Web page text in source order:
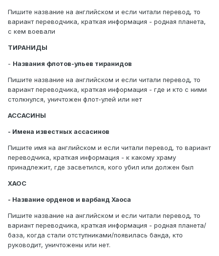
Пишите название на английском и если читали перевод, то
вариант переводчика, краткая информация - родная планета,
с кем воевали
ТИРАНИДЫ
- Названия флотов-ульев тиранидов
Пишите название на английском и если читали перевод, то
вариант переводчика, краткая информация - где и кто с ними
столкнулся, уничтожен флот-улей или нет
АССАСИНЫ
- Имена известных ассасинов
Пишите имя на английском и если читали перевод, то вариант
переводчика, краткая информация - к какому храму
принадлежит, где засветился, кого убил или должен был
ХАОС
- Название орденов и варбанд Хаоса
Пишите название на английском и если читали перевод, то
вариант переводчика, краткая информация - родная планета/
база, когда стали отступниками/появилась банда, кто
руководит, уничтожены или нет.